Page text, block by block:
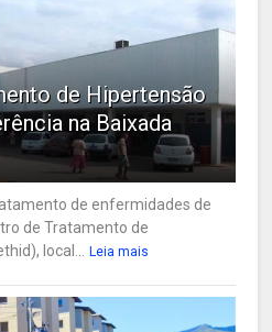
de Hipertensão
na Baixada
de enfermidades de
de Tratamento de
local...
Leia mais